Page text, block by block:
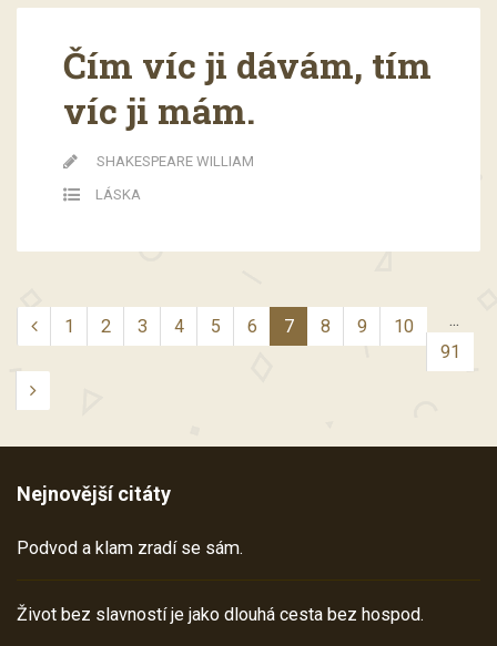
Čím víc ji dávám, tím
víc ji mám.
SHAKESPEARE WILLIAM
LÁSKA
1 2 3 4 5 6 7 8 9 10
...
91
Nejnovější citáty
Podvod a klam zradí se sám.
Život bez slavností je jako dlouhá cesta bez hospod.